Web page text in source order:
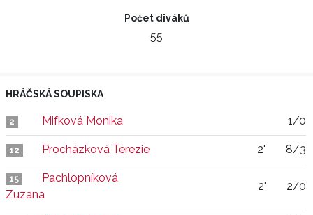
Počet diváků
55
HRÁČSKÁ SOUPISKA
2 Mifková Monika 1/0
12 Procházková Terezie 2" 8/3
15
Pachlopníková
Zuzana
2" 2/0